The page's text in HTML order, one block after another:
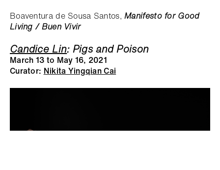
Boaventura de Sousa Santos,Manifesto for Good
Living / Buen Vivir
Candice Lin: Pigs and Poison
March 13 to May 16, 2021
Curator: Nikita Yingqian Cai